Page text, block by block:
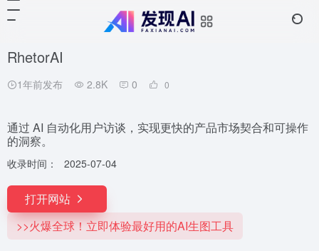
RhetorAI
1年前发布 2.8K 0 0
通过 AI 自动化用户访谈，实现更快的产品市场契合和可操作
的洞察。
收录时间： 2025-07-04
打开网站
>>火爆全球！立即体验最好用的AI生图工具